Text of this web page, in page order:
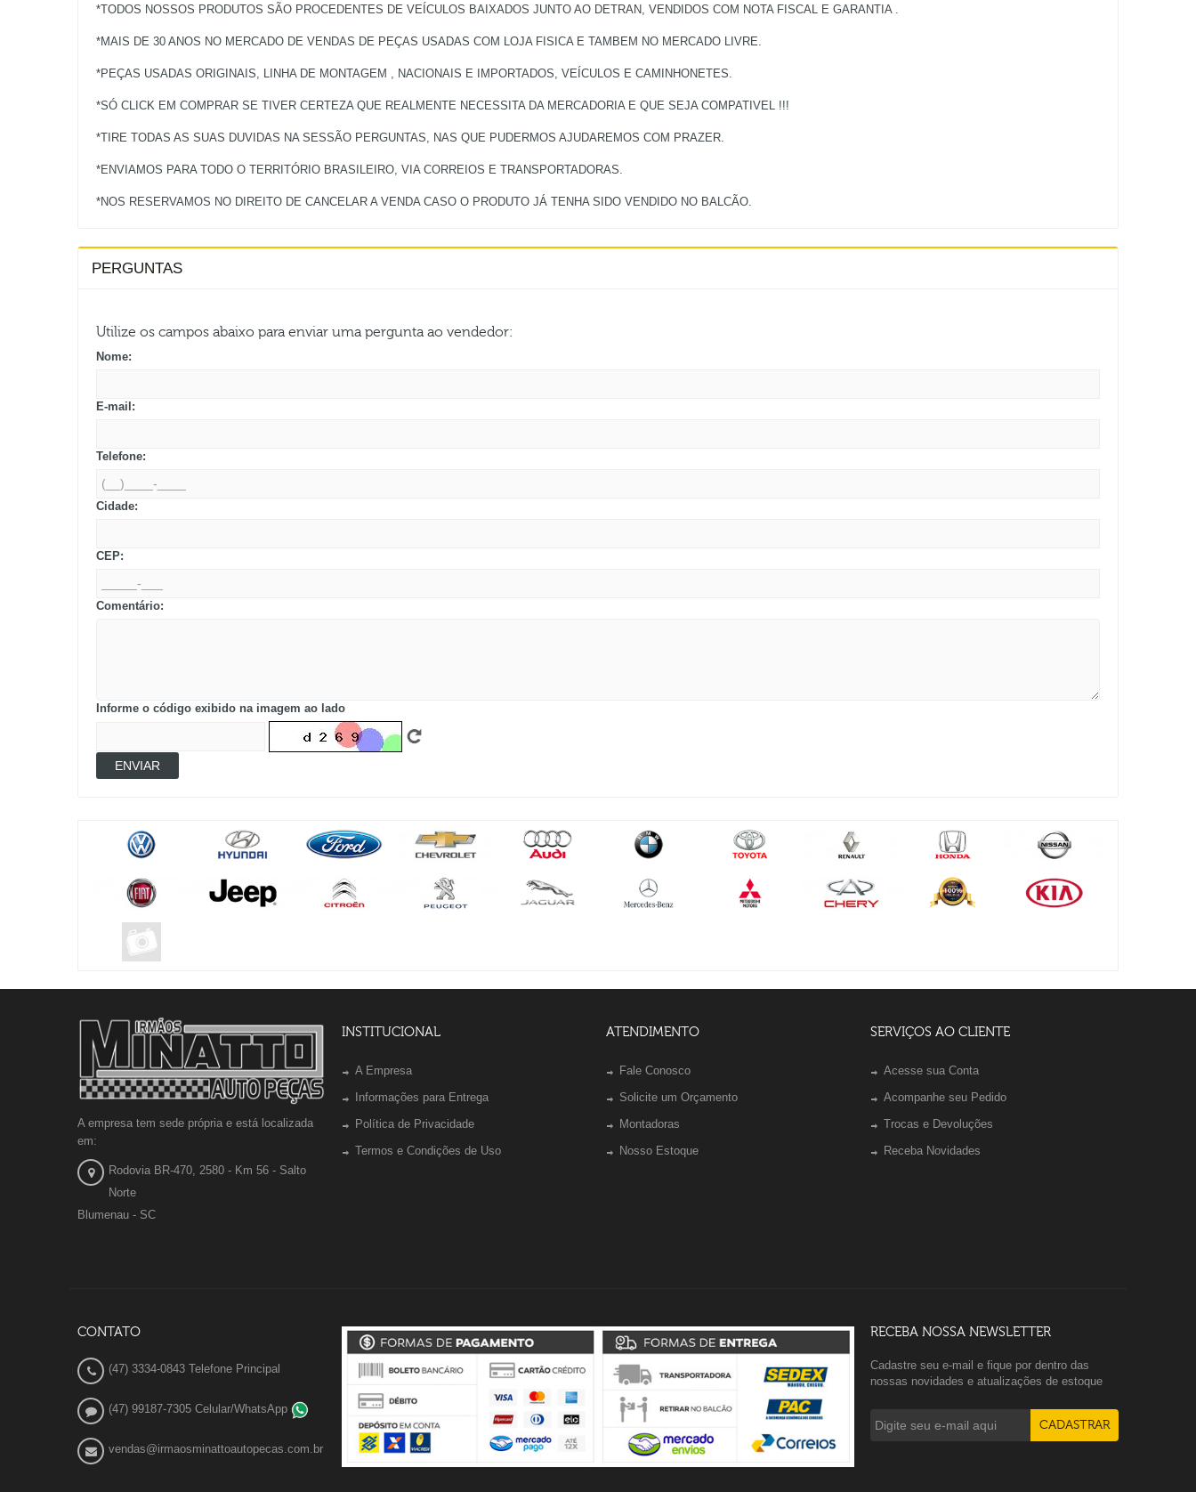
*TODOS NOSSOS PRODUTOS SÃO PROCEDENTES DE VEÍCULOS BAIXADOS JUNTO AO DETRAN, VENDIDOS COM NOTA FISCAL E GARANTIA .
*MAIS DE 30 ANOS NO MERCADO DE VENDAS DE PEÇAS USADAS COM LOJA FISICA E TAMBEM NO MERCADO LIVRE.
*PEÇAS USADAS ORIGINAIS, LINHA DE MONTAGEM , NACIONAIS E IMPORTADOS, VEÍCULOS E CAMINHONETES.
*SÓ CLICK EM COMPRAR SE TIVER CERTEZA QUE REALMENTE NECESSITA DA MERCADORIA E QUE SEJA COMPATIVEL !!!
*TIRE TODAS AS SUAS DUVIDAS NA SESSÃO PERGUNTAS, NAS QUE PUDERMOS AJUDAREMOS COM PRAZER.
*ENVIAMOS PARA TODO O TERRITÓRIO BRASILEIRO, VIA CORREIOS E TRANSPORTADORAS.
PERGUNTAS
Utilize os campos abaixo para enviar uma pergunta ao vendedor:
Nome:
E-mail:
Telefone:
Cidade:
CEP:
Comentário:
Informe o código exibido na imagem ao lado
ENVIAR
A empresa tem sede própria e está localizada
em:
Rodovia BR-470, 2580 - Km 56 - Salto
Norte
Blumenau - SC
INSTITUCIONAL
A Empresa
Informações para Entrega
Política de Privacidade
Termos e Condições de Uso
ATENDIMENTO
Fale Conosco
Solicite um Orçamento
Montadoras
Nosso Estoque
SERVIÇOS AO CLIENTE
Acesse sua Conta
Acompanhe seu Pedido
Trocas e Devoluções
Receba Novidades
CONTATO
(47) 3334-0843 Telefone Principal
(47) 99187-7305 Celular/WhatsApp
vendas@irmaosminattoautopecas.com.br
RECEBA NOSSA NEWSLETTER
Cadastre seu e-mail e fique por dentro das
nossas novidades e atualizações de estoque